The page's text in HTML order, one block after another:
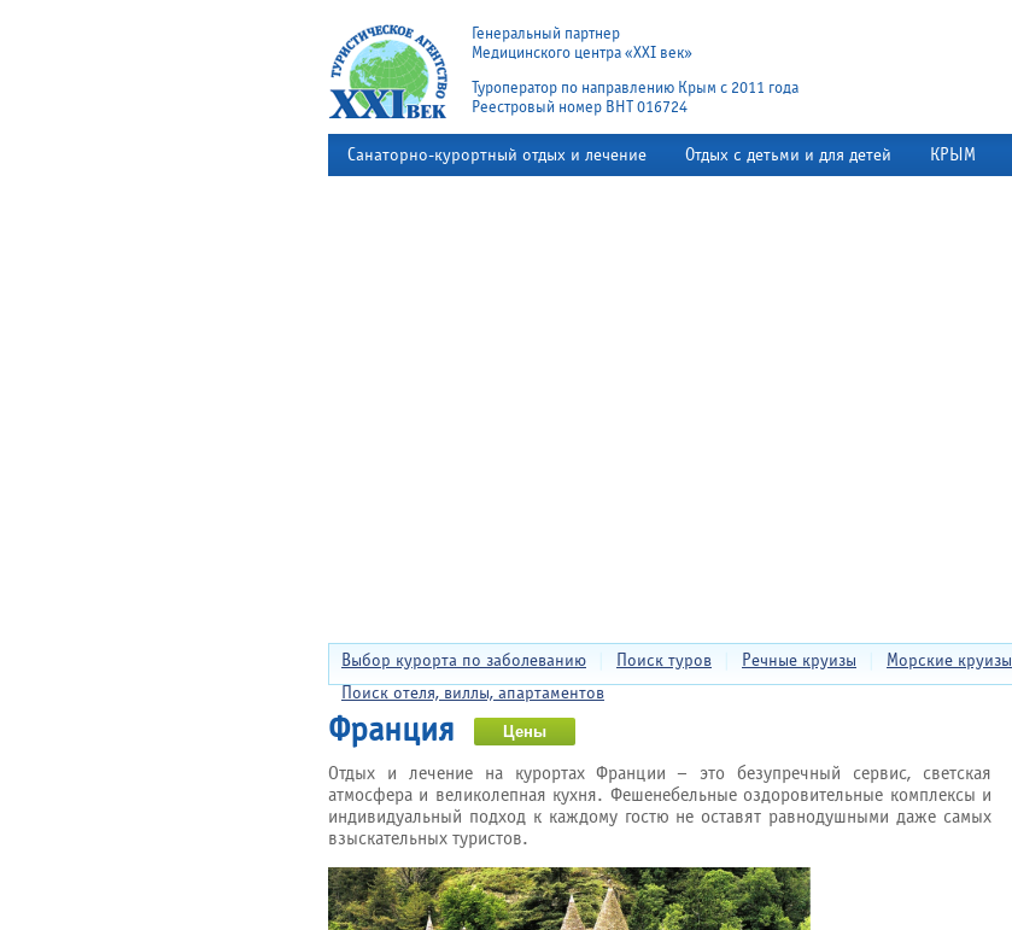
Генеральный партнер
Медицинского центра «XXI век»
Туроператор по направлению Крым с 2011 года
Реестровый номер ВНТ 016724
Санаторно-курортный отдых и лечение Отдых с детьми и для детей КРЫМ
Выбор курорта по заболеванию Поиск туров Речные круизы Морские круизы
Поиск отеля, виллы, апартаментов
Франция
Отдых и лечение на курортах Франции – это безупречный сервис, светская
атмосфера и великолепная кухня. Фешенебельные оздоровительные комплексы и
индивидуальный подход к каждому гостю не оставят равнодушными даже самых
взыскательных туристов.